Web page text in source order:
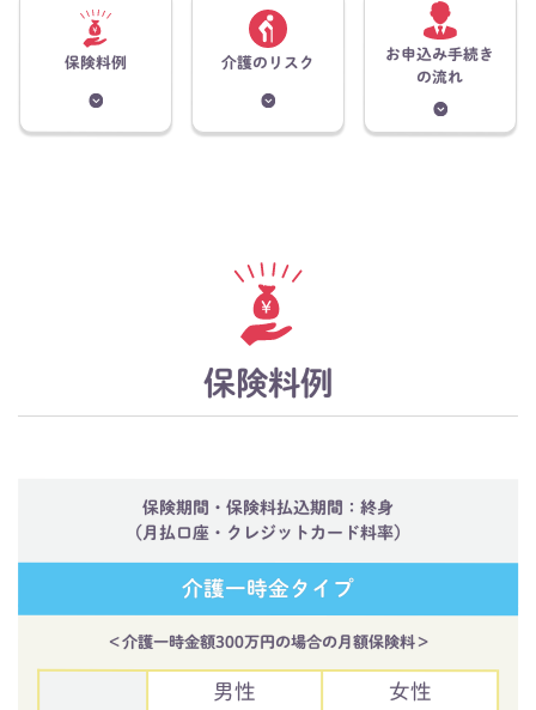
保険料例 介護のリスク お申込み手続き
の流れ
保険料例
保険期間・保険料払込期間：終身
（月払口座・クレジットカード料率）
介護一時金タイプ
＜介護一時金額300万円の場合の月額保険料＞
男性 女性